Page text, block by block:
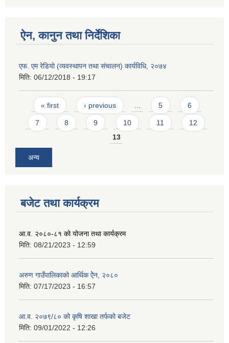
ऐन, कानुन तथा निर्देशिका
एफ. एम रेडियो (व्यवस्थापन तथा संचालन) कार्यविधि, २०७४
मिति: 06/12/2018 - 19:17
Pages
« first ‹ previous 5 6
7 8 9 10 11
12
13
अन्य
बजेट तथा कार्यक्रम
आ.व. २०८०-८१ को योजना तथा कार्यक्रम
मिति: 08/21/2023 - 12:59
अरुण गाउँपालिकाको आर्थिक ऐेन, २०८०
मिति: 07/17/2023 - 16:57
आ.व. २०७९/८० को कृषि शाखा तर्फको बजेट
मिति: 09/01/2022 - 12:26